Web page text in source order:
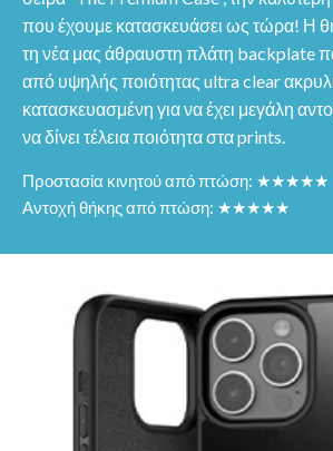
που έχουμε κατασκευάσει ως τώρα! Η
τη νέα μας άθραυστη πλάτη backplate
από υψηλής ποιότητας ultra clear
κατασκευασμένη για να έχει μεγάλη
να δίνει τέλεια ποιότητα στα prints.
Προστασία κινητού από πτώση: ★★★★★
Αντοχή θήκης από πτώση: ★★★★★